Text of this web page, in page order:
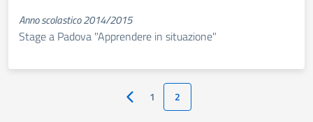
Anno scolastico 2014/2015
Stage a Padova "Apprendere in situazione"
Pagina precedente
1 2